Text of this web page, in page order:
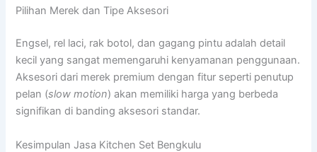
Pilihan Merek dan Tipe Aksesori
Engsel, rel laci, rak botol, dan gagang pintu adalah detail
kecil yang sangat memengaruhi kenyamanan penggunaan.
Aksesori dari merek premium dengan fitur seperti penutup
pelan (slow motion) akan memiliki harga yang berbeda
signifikan di banding aksesori standar.
Kesimpulan Jasa Kitchen Set Bengkulu